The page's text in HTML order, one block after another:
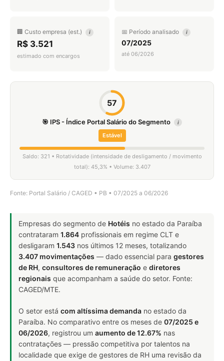
🏢 Custo empresa (est.) i
R$ 3.521
estimado com encargos
📅 Período analisado i
07/2025
até 06/2026
57
🎯 IPS - Índice Portal Salário do Segmento i
Estável
Saldo: 321 • Rotatividade (intensidade de desligamento / movimento
total): 45,3% • Volume: 3.407
Fonte: Portal Salário / CAGED • PB • 07/2025 a 06/2026
Empresas do segmento de Hotéis no estado da Paraíba
contrataram 1.864 profissionais em regime CLT e
desligaram 1.543 nos últimos 12 meses, totalizando
3.407 movimentações — dado essencial para gestores
de RH, consultores de remuneração e diretores
regionais que acompanham a saúde do setor. Fonte:
CAGED/MTE.
O setor está com altíssima demanda no estado da
Paraíba. No comparativo entre os meses de 07/2025 e
06/2026, registrou um aumento de 12.67% nas
contratações — pressão competitiva por talentos na
localidade que exige de gestores de RH uma revisão da